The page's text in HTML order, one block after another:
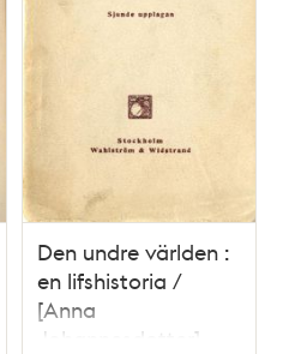
Den undre världen :
en lifshistoria /
[Anna
Johannesdotter]